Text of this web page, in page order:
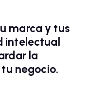
marca y tus
intelectual
la
negocio.